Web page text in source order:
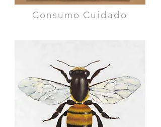
Consumo Cuidado